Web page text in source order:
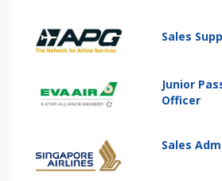
Sales
Junior
Officer
Sales